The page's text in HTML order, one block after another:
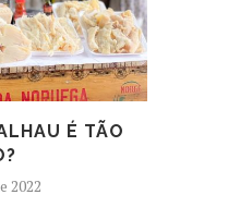
É TÃO
2022